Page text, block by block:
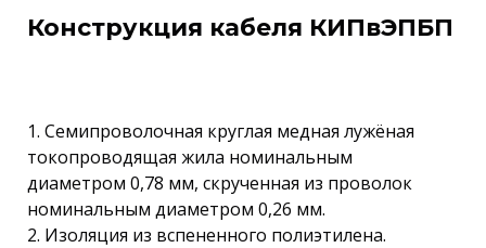
Конструкция кабеля КИПвЭПБП
1. Семипроволочная круглая медная лужёная
токопроводящая жила номинальным
диаметром 0,78 мм, скрученная из проволок
номинальным диаметром 0,26 мм.
2. Изоляция из вспененного полиэтилена.